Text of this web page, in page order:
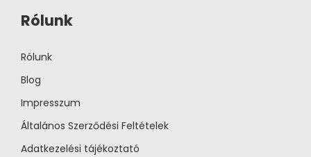
Rólunk
Rólunk
Blog
Impresszum
Általános Szerződési Feltételek
Adatkezelési tájékoztató